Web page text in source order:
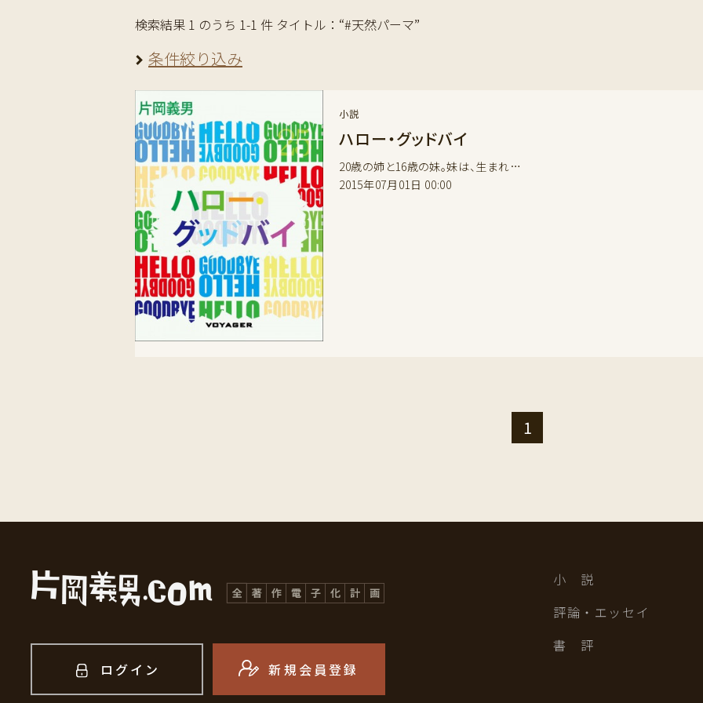
検索結果 1 のうち 1-1 件 タイトル：“#天然パーマ”
条件絞り込み
小説
ハロー・グッドバイ
20歳の姉と16歳の妹。妹は、生まれ…
2015年07月01日 00:00
1
ログイン 新規会員登録
小 説
評論・エッセイ
書 評